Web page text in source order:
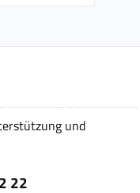
und
22